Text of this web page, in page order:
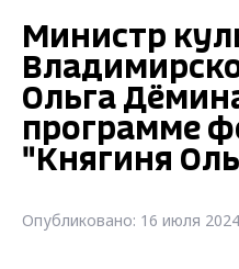
Министр
Ольга
программе
"Княгиня
Опубликовано: 16 июля